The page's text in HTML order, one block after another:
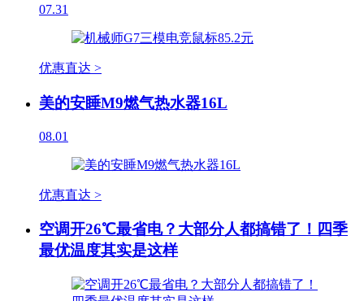
07.31
优惠直达 >
美的安睡M9燃气热水器16L
08.01
优惠直达 >
空调开26℃最省电？大部分人都搞错了！四季
最优温度其实是这样